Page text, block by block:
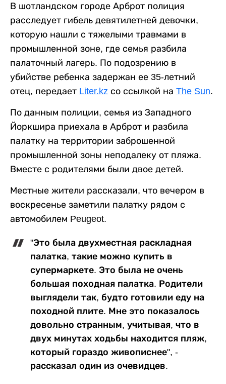
В шотландском городе Арброт полиция
расследует гибель девятилетней девочки,
которую нашли с тяжелыми травмами в
промышленной зоне, где семья разбила
палаточный лагерь. По подозрению в
убийстве ребенка задержан ее 35-летний
отец, передает Liter.kz со ссылкой на The Sun.
По данным полиции, семья из Западного
Йоркшира приехала в Арброт и разбила
палатку на территории заброшенной
промышленной зоны неподалеку от пляжа.
Вместе с родителями были двое детей.
Местные жители рассказали, что вечером в
воскресенье заметили палатку рядом с
автомобилем Peugeot.
"Это была двухместная раскладная
палатка, такие можно купить в
супермаркете. Это была не очень
большая походная палатка. Родители
выглядели так, будто готовили еду на
походной плите. Мне это показалось
довольно странным, учитывая, что в
двух минутах ходьбы находится пляж,
который гораздо живописнее", -
рассказал один из очевидцев.